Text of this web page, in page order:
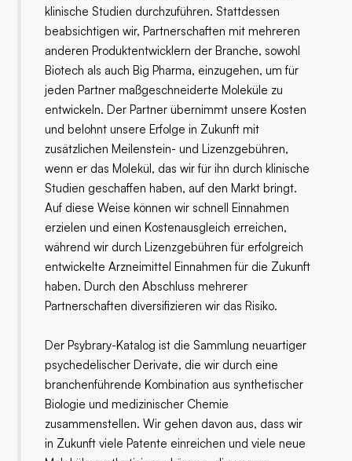
klinische Studien durchzuführen. Stattdessen
beabsichtigen wir, Partnerschaften mit mehreren
anderen Produktentwicklern der Branche, sowohl
Biotech als auch Big Pharma, einzugehen, um für
jeden Partner maßgeschneiderte Moleküle zu
entwickeln. Der Partner übernimmt unsere Kosten
und belohnt unsere Erfolge in Zukunft mit
zusätzlichen Meilenstein- und Lizenzgebühren,
wenn er das Molekül, das wir für ihn durch klinische
Studien geschaffen haben, auf den Markt bringt.
Auf diese Weise können wir schnell Einnahmen
erzielen und einen Kostenausgleich erreichen,
während wir durch Lizenzgebühren für erfolgreich
entwickelte Arzneimittel Einnahmen für die Zukunft
haben. Durch den Abschluss mehrerer
Partnerschaften diversifizieren wir das Risiko.
Der Psybrary-Katalog ist die Sammlung neuartiger
psychedelischer Derivate, die wir durch eine
branchenführende Kombination aus synthetischer
Biologie und medizinischer Chemie
zusammenstellen. Wir gehen davon aus, dass wir
in Zukunft viele Patente einreichen und viele neue